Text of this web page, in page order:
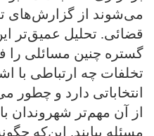
می‌شوند از گزارش‌های
قضائی. تحلیل عمیق‌تر
گستره چنین مسائلی را
تخلفات چه ارتباطی با
انتخاباتی دارد و چطور
از آن مهم‌تر شهروندان
مسئله بیابند. این‌که